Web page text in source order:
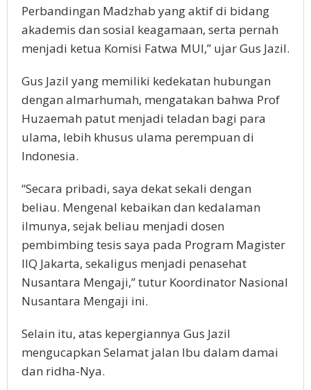
Perbandingan Madzhab yang aktif di bidang
akademis dan sosial keagamaan, serta pernah
menjadi ketua Komisi Fatwa MUI,” ujar Gus Jazil.
Gus Jazil yang memiliki kedekatan hubungan
dengan almarhumah, mengatakan bahwa Prof
Huzaemah patut menjadi teladan bagi para
ulama, lebih khusus ulama perempuan di
Indonesia.
“Secara pribadi, saya dekat sekali dengan
beliau. Mengenal kebaikan dan kedalaman
ilmunya, sejak beliau menjadi dosen
pembimbing tesis saya pada Program Magister
IIQ Jakarta, sekaligus menjadi penasehat
Nusantara Mengaji,” tutur Koordinator Nasional
Nusantara Mengaji ini.
Selain itu, atas kepergiannya Gus Jazil
mengucapkan Selamat jalan Ibu dalam damai
dan ridha-Nya.